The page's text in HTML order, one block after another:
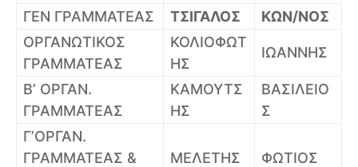
ΓΕΝ ΓΡΑΜΜΑΤΕΑΣ ΤΣΙΓΑΛΟΣ
ΚΩΝ/ΝΟΣ
ΟΡΓΑΝΩΤΙΚΟΣ
ΓΡΑΜΜΑΤΕΑΣ
ΚΟΛΙΟΦΩΤ
ΗΣ
ΙΩΑΝΝΗΣ
Β’ ΟΡΓΑΝ.
ΓΡΑΜΜΑΤΕΑΣ
ΚΑΜΟΥΤΣ
ΗΣ
ΒΑΣΙΛΕΙΟ
Σ
Γ’ΟΡΓΑΝ.
ΓΡΑΜΜΑΤΕΑΣ &
ΜΕΛΕΤΗΣ ΦΩΤΙΟΣ